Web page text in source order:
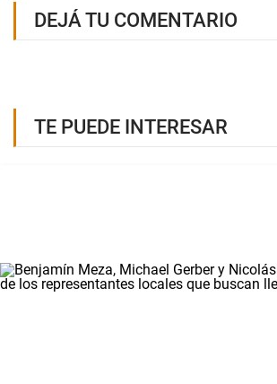
DEJÁ TU COMENTARIO
TE PUEDE INTERESAR